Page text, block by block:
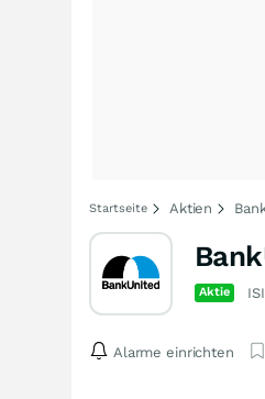
Startseite Aktien
Aktie
Alarme einrichten